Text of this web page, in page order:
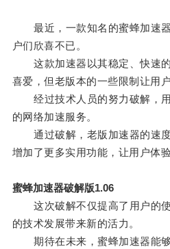
最近，一款知名的蜜蜂加速器
户们欣喜不已。
这款加速器以其稳定、快速的
喜爱，但老版本的一些限制让用
经过技术人员的努力破解，用
的网络加速服务。
通过破解，老版加速器的速度
增加了更多实用功能，让用户体
蜜蜂加速器破解版1.06
这次破解不仅提高了用户的使
的技术发展带来新的活力。
期待在未来，蜜蜂加速器能够